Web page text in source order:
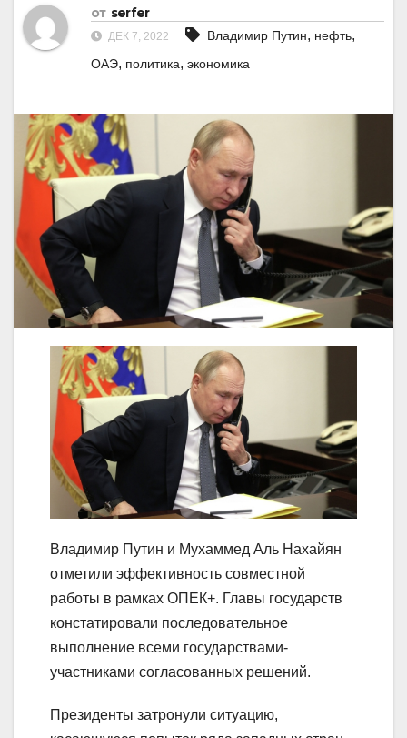
от serfer
ДЕК 7, 2022 Владимир Путин, нефть,
ОАЭ, политика, экономика
Владимир Путин и Мухаммед Аль Нахайян
отметили эффективность совместной
работы в рамках ОПЕК+. Главы государств
констатировали последовательное
выполнение всеми государствами-
участниками согласованных решений.
Президенты затронули ситуацию,